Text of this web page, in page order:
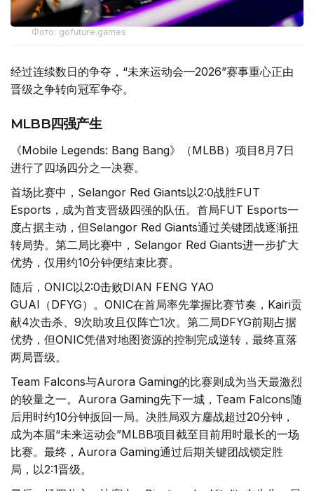
Фото: gofuture.games
经过连续数日的争夺，“未来运动会—2026”赛事重心正由
晋级之争转向冠军争夺。
MLBB四强产生
《Mobile Legends: Bang Bang》（MLBB）项目8月7日
进行了四场四分之一决赛。
首场比赛中，Selangor Red Giants以2:0战胜FUT
Esports，成为首支晋级四强的队伍。首局FUT Esports一
度占据主动，但Selangor Red Giants通过关键团战逐渐扭
转局势。第二局比赛中，Selangor Red Giants进一步扩大
优势，仅用约10分钟便结束比赛。
随后，ONIC以2:0击败DIAN FENG YAO
GUAI（DFYG）。ONIC在首局率先掌握比赛节奏，Kairi贡
献4次击杀、9次助攻且仅阵亡1次。第二局DFYG前期占据
优势，但ONIC凭借对地图资源的控制完成逆转，最终直落
两局晋级。
Team Falcons与Aurora Gaming的比赛则成为当天最激烈
的较量之一。Aurora Gaming先下一城，Team Falcons随
后用时约10分钟扳回一局。决胜局双方鏖战超过20分钟，
成为本届“未来运动会”MLBB项目截至目前用时最长的一场
比赛。最终，Aurora Gaming通过后期关键团战锁定胜
局，以2:1晋级。